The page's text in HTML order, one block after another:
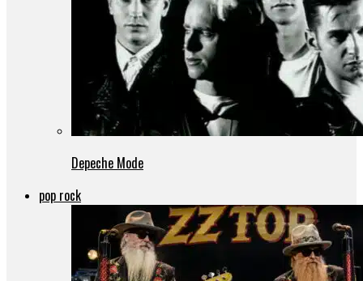
Depeche Mode
pop rock